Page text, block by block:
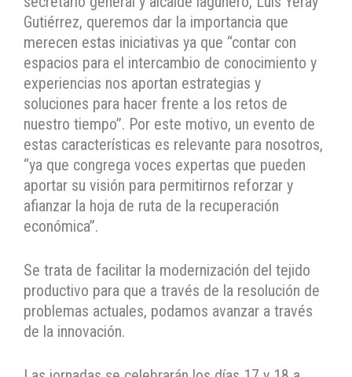
Gutiérrez, queremos dar la importancia que
merecen estas iniciativas ya que “contar con
espacios para el intercambio de conocimiento y
experiencias nos aportan estrategias y
soluciones para hacer frente a los retos de
nuestro tiempo”. Por este motivo, un evento de
estas características es relevante para nosotros,
“ya que congrega voces expertas que pueden
aportar su visión para permitirnos reforzar y
afianzar la hoja de ruta de la recuperación
económica”.
Se trata de facilitar la modernización del tejido
productivo para que a través de la resolución de
problemas actuales, podamos avanzar a través
de la innovación.